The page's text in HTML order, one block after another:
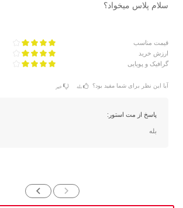
سلام پلاس میخواد؟
قیمت مناسب
ارزش خرید
گرافیک و پویایی
آیا این نظر برای شما مفید بود؟ بله خیر
پاسخ از مت استور:
بله